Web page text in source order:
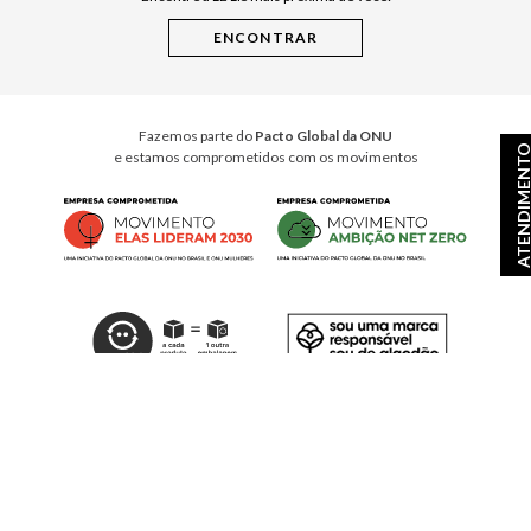
Fazemos parte do Pacto Global da ONU
e estamos comprometidos com os movimentos